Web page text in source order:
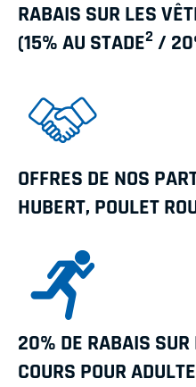
RABAIS SUR LES
(15% AU STADE2 /
OFFRES DE NOS
HUBERT, POULET
20% DE RABAIS SUR
COURS POUR